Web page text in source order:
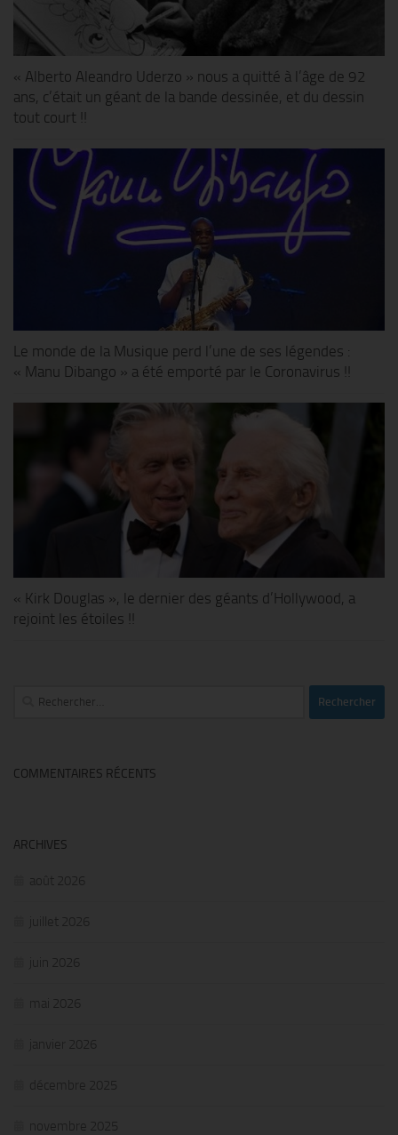
« Alberto Aleandro Uderzo » nous a quitté à l’âge de 92
ans, c’était un géant de la bande dessinée, et du dessin
tout court !!
Le monde de la Musique perd l’une de ses légendes :
« Manu Dibango » a été emporté par le Coronavirus !!
« Kirk Douglas », le dernier des géants d’Hollywood, a
rejoint les étoiles !!
Rechercher :
COMMENTAIRES RÉCENTS
ARCHIVES
août 2026
juillet 2026
juin 2026
mai 2026
janvier 2026
décembre 2025
novembre 2025